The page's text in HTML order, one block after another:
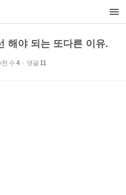

해야 되는 또다른 이유.
천 수 4 댓글 11